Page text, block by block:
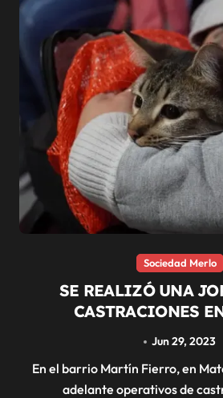
Sociedad Merlo
SE REALIZÓ UNA
CASTRACIONES
Jun 29, 2023
En el barrio Martín Fierro, en Matera, Merlo, se llevó
adelante operativos de